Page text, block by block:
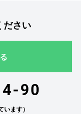
ださい
90
ます）